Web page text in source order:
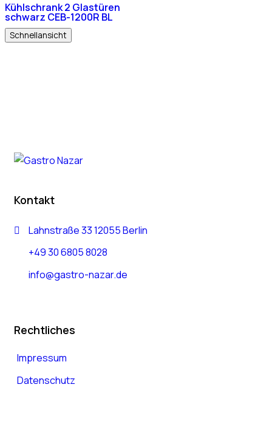
Kühlschrank 2 Glastüren
schwarz CEB-1200R BL
Schnellansicht
Kontakt
Lahnstraße 33 12055 Berlin
+49 30 6805 8028
info@gastro-nazar.de
Rechtliches
Impressum
Datenschutz